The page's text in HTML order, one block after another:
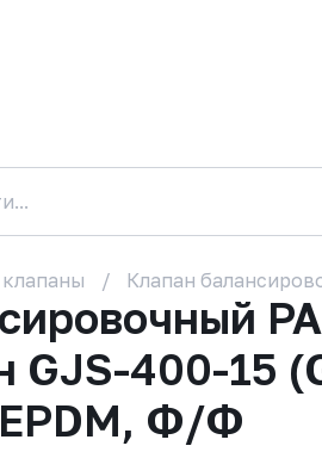
Клапан
GJS-400-15
Ф/Ф